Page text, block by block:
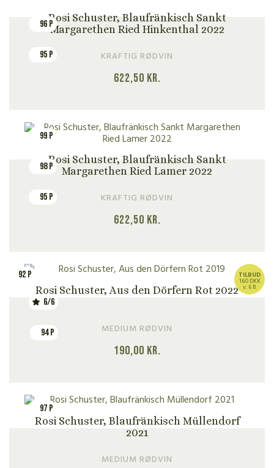
96 P
95 P
Rosi Schuster, Blaufränkisch Sankt
Margarethen Ried Hinkenthal 2022
KRAFTIG RØDVIN
622,50 kr.
99 P
98 P
95 P
Rosi Schuster, Blaufränkisch Sankt
Margarethen Ried Lamer 2022
KRAFTIG RØDVIN
622,50 kr.
92 P
6/6
94 P
Rosi Schuster, Aus den Dörfern Rot 2022
MEDIUM RØDVIN
190,00 kr.
TILBUD
160 DKK
v. 6 fl.
97 P
Rosi Schuster, Blaufränkisch Müllendorf
2021
MEDIUM RØDVIN